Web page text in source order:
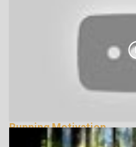
Running Motivation